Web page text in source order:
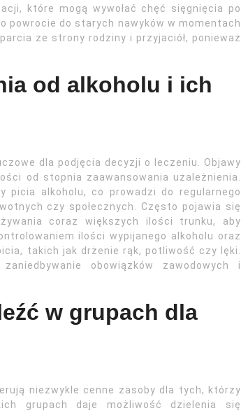
które mogą wywołać chęć sięgnięcia po
powrocie do starych nawyków w momentach
ze strony rodziny i przyjaciół, ponieważ
od alkoholu i ich
dla podjęcia decyzji o leczeniu. Objawy
od stopnia zaawansowania uzależnienia.
picia alkoholu, co prowadzi do regularnego
czy społecznych. Często pojawia się
coraz większych ilości trunku, aby
ilości wypijanego alkoholu oraz
takich jak drżenie rąk, potliwość czy lęki.
obowiązków zawodowych i
w grupach dla
niezwykle cenne zasoby dla tych, którzy
grupach daje możliwość dzielenia się